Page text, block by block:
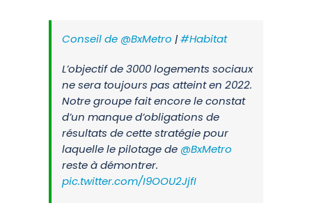
Conseil de ⁦ @BxMetro ⁩ |#Habitat
L’objectif de 3000 logements sociaux
ne sera toujours pas atteint en 2022.
Notre groupe fait encore le constat
d’un manque d’obligations de
résultats de cette stratégie pour
laquelle le pilotage de ⁦ @BxMetro
reste à démontrer.
pic.twitter.com/I9OOU2JjfI